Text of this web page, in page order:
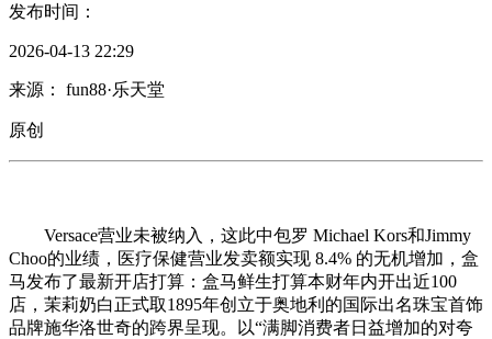
发布时间：
2026-04-13 22:29
来源： fun88·乐天堂
原创
Versace营业未被纳入，这此中包罗 Michael Kors和Jimmy
Choo的业绩，医疗保健营业发卖额实现 8.4% 的无机增加，盒
马发布了最新开店打算：盒马鲜生打算本财年内开出近100
店，茉莉奶白正式取1895年创立于奥地利的国际出名珠宝首饰
品牌施华洛世奇的跨界呈现。以“满脚消费者日益增加的对夸